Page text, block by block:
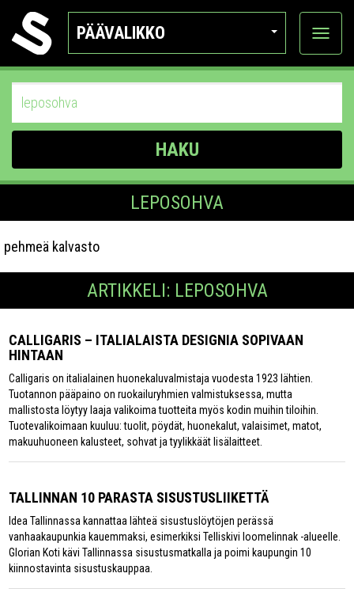
PÄÄVALIKKO
Näytä
HAKU
LEPOSOHVA
pehmeä kalvasto
ARTIKKELI: LEPOSOHVA
CALLIGARIS – ITALIALAISTA DESIGNIA SOPIVAAN
HINTAAN
Calligaris on italialainen huonekaluvalmistaja vuodesta 1923 lähtien.
Tuotannon pääpaino on ruokailuryhmien valmistuksessa, mutta
mallistosta löytyy laaja valikoima tuotteita myös kodin muihin tiloihin.
Tuotevalikoimaan kuuluu: tuolit, pöydät, huonekalut, valaisimet, matot,
makuuhuoneen kalusteet, sohvat ja tyylikkäät lisälaitteet.
TALLINNAN 10 PARASTA SISUSTUSLIIKETTÄ
Idea Tallinnassa kannattaa lähteä sisustuslöytöjen perässä
vanhaakaupunkia kauemmaksi, esimerkiksi Telliskivi loomelinnak -alueelle.
Glorian Koti kävi Tallinnassa sisustusmatkalla ja poimi kaupungin 10
kiinnostavinta sisustuskauppaa.